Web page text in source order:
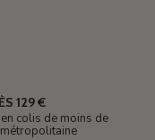
129 €
colis de moins de